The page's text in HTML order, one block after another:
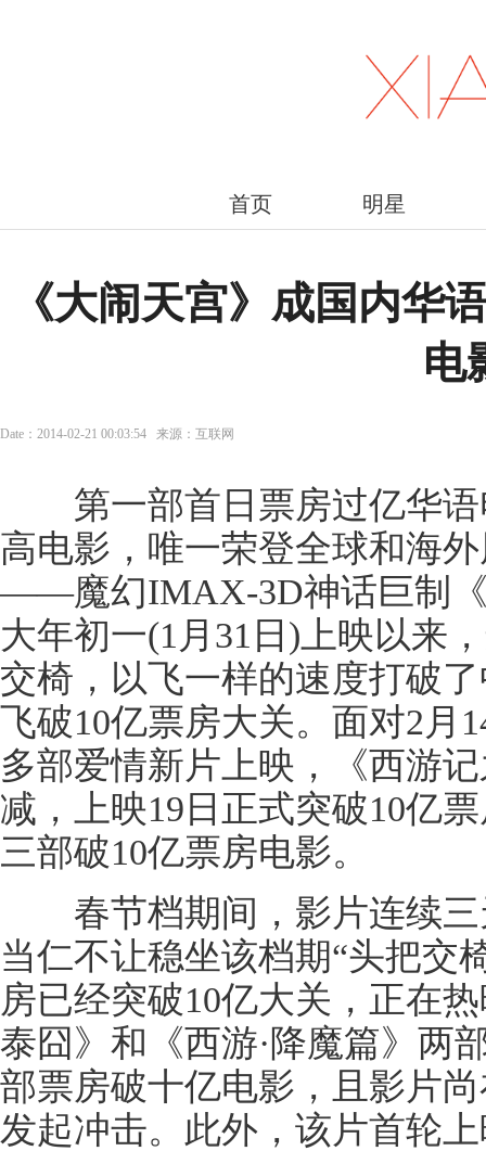
首页 明星
《大闹天宫》成国内华
电
Date：2014-02-21 00:03:54 来源：互联网
第一部首日票房过亿华语
高电影，唯一荣登全球和海
——魔幻IMAX-3D神话巨制
大年初一(1月31日)上映以来
交椅，以飞一样的速度打破
飞破10亿票房大关。面对2月
多部爱情新片上映，《西游
减，上映19日正式突破10亿
三部破10亿票房电影。
春节档期间，影片连续三
当仁不让稳坐该档期“头把交
房已经突破10亿大关，正在
泰囧》和《西游·降魔篇》两
部票房破十亿电影，且影片
发起冲击。此外，该片首轮